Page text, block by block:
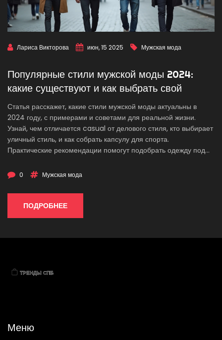
Лариса Викторова июн, 15 2025 Мужская мода
Популярные стили мужской моды 2024:
какие существуют и как выбрать свой
Статья расскажет, какие стили мужской моды актуальны в
2024 году, с примерами и советами для реальной жизни.
Узнай, чем отличается casual от делового стиля, кто выбирает
уличный стиль, и как собрать капсулу для спорта.
Практические рекомендации помогут подобрать одежду под
внешности, и тем, кто только начинает разбираться в мужской
0 Мужская мода
ПОДРОБНЕЕ
Меню